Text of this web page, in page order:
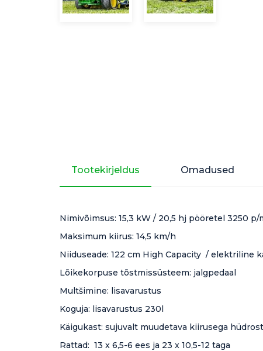
Tootekirjeldus Omadused
Nimivõimsus: 15,3 kW / 20,5 hj pööretel 3250 p/
Maksimum kiirus: 14,5 km/h
Niiduseade: 122 cm High Capacity / elektriline
Lõikekorpuse tõstmissüsteem: jalgpedaal
Multšimine: lisavarustus
Koguja: lisavarustus 230l
Käigukast: sujuvalt muudetava kiirusega
Rattad: 13 x 6,5-6 ees ja 23 x 10,5-12 taga